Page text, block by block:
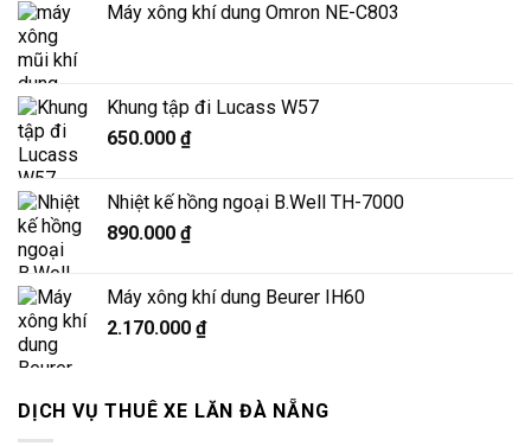
Máy xông khí dung Omron NE-C803
Khung tập đi Lucass W57
650.000 ₫
Nhiệt kế hồng ngoại B.Well TH-7000
890.000 ₫
Máy xông khí dung Beurer IH60
2.170.000 ₫
DỊCH VỤ THUÊ XE LĂN ĐÀ NẴNG